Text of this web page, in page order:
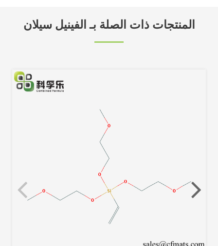
المنتجات ذات الصلة بـ الفينيل سيلان